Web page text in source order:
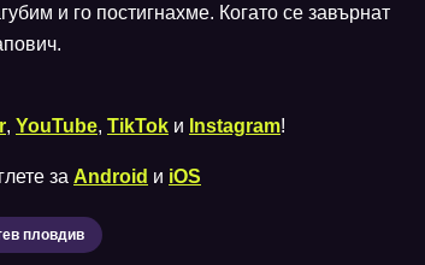
и го постигнахме. Когато се завърнат
, YouTube, TikTok и Instagram!
за Android и iOS
пловдив